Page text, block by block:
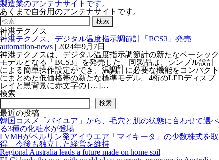
製造業のアンテナサイトです。
あくまで自分用のアンテナサイトです。
検
索:
神港テクノス
神港テクノス、デジタル温度指示調節計「BCS3」発売
automation-news | 2024年9月7日
神港テクノスは、デジタル温度指示調節計の新たなベーシック
モデルとなる「BCS3」を発売した。同製品は、シンプル設計
による簡単操作設定ができ、温調計に必要な機能をコンパクト
にまとめた低価格帯の新たな標準モデル。4桁のLEDディスプ
レイと黒背景に赤文字の […]…
検索
検索
最近の投稿
韓国コスメ「バイユア」から、毛穴と肌の状態に合わせて選べ
る3種の化粧水が登場
LVMHがベルリン発アイウエア「マイキータ」の少数株式を取
得 今後も独立した経営を維持
Regional Australia leads a future made on home soil